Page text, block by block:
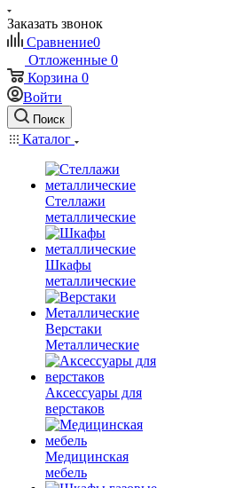
Заказать звонок
Сравнение0
Отложенные 0
Корзина 0
Войти
Поиск
Каталог
Стеллажи
металлические
Шкафы
металлические
Верстаки
Металлические
Аксессуары для
верстаков
Медицинская
мебель